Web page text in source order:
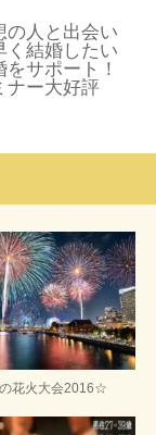
の人と出会い
く結婚したい
サポート！
ナー大好評
花火大会2016☆